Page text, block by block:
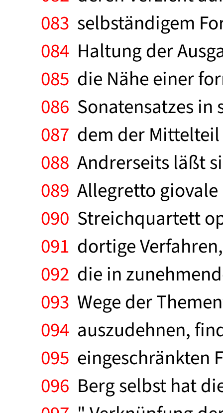
083 selbständigem
084 Haltung der
085 die Nähe einer
086 Sonatensatzes
087 dem der
088 Andrerseits läßt
089 Allegretto
090 Streichquartett
091 dortige
092 die in
093 Wege der
094 auszudehnen,
095 eingeschränkten
096 Berg selbst hat